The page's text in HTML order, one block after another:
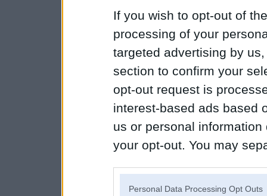
If you wish to opt-out of
processing of your
targeted advertising by
section to confirm your
opt-out request is
interest-based ads based
us or personal
your opt-out. You may
Personal Data Processing Opt Outs